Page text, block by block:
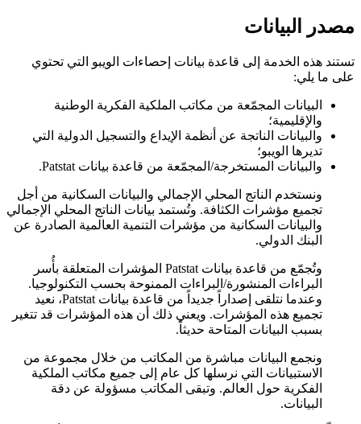
مصدر البيانات
تستند هذه الخدمة إلى قاعدة بيانات إحصاءات الويبو التي تحتوي
على ما يلي:
البيانات المجمّعة من مكاتب الملكية الفكرية الوطنية
والإقليمية؛
والبيانات الناتجة عن أنظمة الإيداع والتسجيل الدولية التي
تديرها الويبو؛
والبيانات المستخرجة/المجمّعة من قاعدة بيانات Patstat.
ونستخدم الناتج المحلي الإجمالي والبيانات السكانية من أجل
تجميع مؤشرات الكثافة. وتُستمد بيانات الناتج المحلي الإجمالي
والبيانات السكانية من مؤشرات التنمية العالمية الصادرة عن
البنك الدولي.
وتُجمّع من قاعدة بيانات Patstat المؤشرات المتعلقة بأُسر
البراءات المنشورة/البراءات الممنوحة بحسب التكنولوجيا.
وعندما نتلقى إصداراً جديداً من قاعدة بيانات Patstat، نعيد
تجميع هذه المؤشرات. ويعني ذلك أن هذه المؤشرات قد تتغير
بسبب البيانات المتاحة حديثاً.
ونجمع البيانات مباشرة من المكاتب من خلال مجموعة من
الاستبيانات التي نرسلها كل عام إلى جميع مكاتب الملكية
الفكرية حول العالم. وتبقى المكاتب مسؤولة عن دقة
البيانات.